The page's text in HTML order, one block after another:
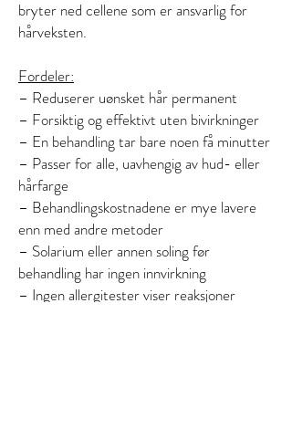
bryter ned cellene som er ansvarlig for
hårveksten.
Fordeler:
– Reduserer uønsket hår permanent
– Forsiktig og effektivt uten bivirkninger
– En behandling tar bare noen få minutter
– Passer for alle, uavhengig av hud- eller
hårfarge
– Behandlingskostnadene er mye lavere
enn med andre metoder
– Solarium eller annen soling før
behandling har ingen innvirkning
– Ingen allergitester viser reaksjoner